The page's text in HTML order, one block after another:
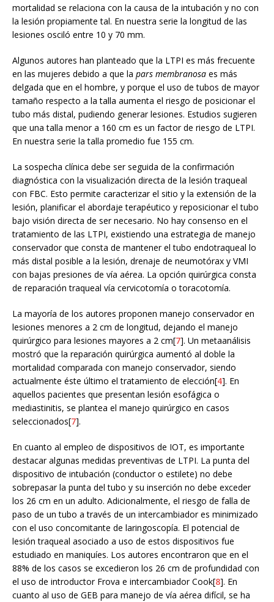
mortalidad se relaciona con la causa de la intubación y no con
la lesión propiamente tal. En nuestra serie la longitud de las
lesiones osciló entre 10 y 70 mm.
Algunos autores han planteado que la LTPI es más frecuente
en las mujeres debido a que la pars membranosa es más
delgada que en el hombre, y porque el uso de tubos de mayor
tamaño respecto a la talla aumenta el riesgo de posicionar el
tubo más distal, pudiendo generar lesiones. Estudios sugieren
que una talla menor a 160 cm es un factor de riesgo de LTPI.
En nuestra serie la talla promedio fue 155 cm.
La sospecha clínica debe ser seguida de la confirmación
diagnóstica con la visualización directa de la lesión traqueal
con FBC. Esto permite caracterizar el sitio y la extensión de la
lesión, planificar el abordaje terapéutico y reposicionar el tubo
bajo visión directa de ser necesario. No hay consenso en el
tratamiento de las LTPI, existiendo una estrategia de manejo
conservador que consta de mantener el tubo endotraqueal lo
más distal posible a la lesión, drenaje de neumotórax y VMI
con bajas presiones de vía aérea. La opción quirúrgica consta
de reparación traqueal vía cervicotomía o toracotomía.
La mayoría de los autores proponen manejo conservador en
lesiones menores a 2 cm de longitud, dejando el manejo
quirúrgico para lesiones mayores a 2 cm[7]. Un metaanálisis
mostró que la reparación quirúrgica aumentó al doble la
mortalidad comparada con manejo conservador, siendo
actualmente éste último el tratamiento de elección[4]. En
aquellos pacientes que presentan lesión esofágica o
mediastinitis, se plantea el manejo quirúrgico en casos
seleccionados[7].
En cuanto al empleo de dispositivos de IOT, es importante
destacar algunas medidas preventivas de LTPI. La punta del
dispositivo de intubación (conductor o estilete) no debe
sobrepasar la punta del tubo y su inserción no debe exceder
los 26 cm en un adulto. Adicionalmente, el riesgo de falla de
paso de un tubo a través de un intercambiador es minimizado
con el uso concomitante de laringoscopía. El potencial de
lesión traqueal asociado a uso de estos dispositivos fue
estudiado en maniquíes. Los autores encontraron que en el
88% de los casos se excedieron los 26 cm de profundidad con
el uso de introductor Frova e intercambiador Cook[8]. En
cuanto al uso de GEB para manejo de vía aérea difícil, se ha